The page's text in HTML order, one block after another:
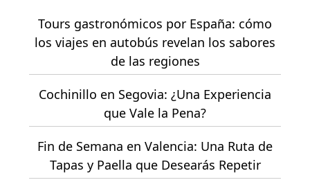
Tours gastronómicos por España: cómo
los viajes en autobús revelan los sabores
de las regiones
Cochinillo en Segovia: ¿Una Experiencia
que Vale la Pena?
Fin de Semana en Valencia: Una Ruta de
Tapas y Paella que Desearás Repetir